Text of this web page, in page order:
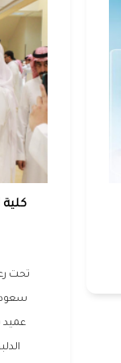
كلية
تحت
سعود
عميد